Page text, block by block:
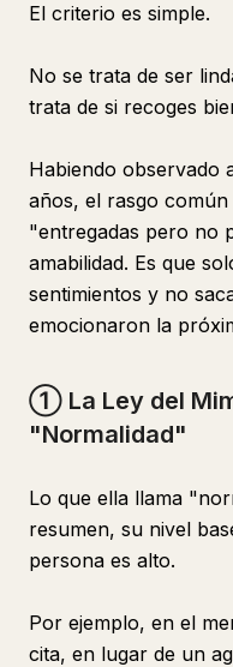
El criterio es simple.
No se trata de ser
trata de si recoges
Habiendo observado
años, el rasgo
"entregadas pero no
amabilidad. Es que
sentimientos y no
emocionaron la
① La Ley del
"Normalidad"
Lo que ella llama
resumen, su nivel
persona es alto.
Por ejemplo, en el
cita, en lugar de un